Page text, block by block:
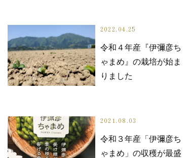
2022.04.25
令和４年産『伊彌彦ち
ゃまめ』の栽培が始ま
りました
2021.08.03
令和３年産「伊彌彦ち
ゃまめ」の収穫が最盛